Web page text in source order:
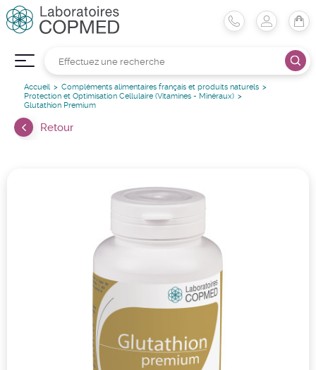
Accueil
Compléments alimentaires français et produits naturels
Protection et Optimisation Cellulaire (Vitamines - Minéraux)
Glutathion Premium
Retour